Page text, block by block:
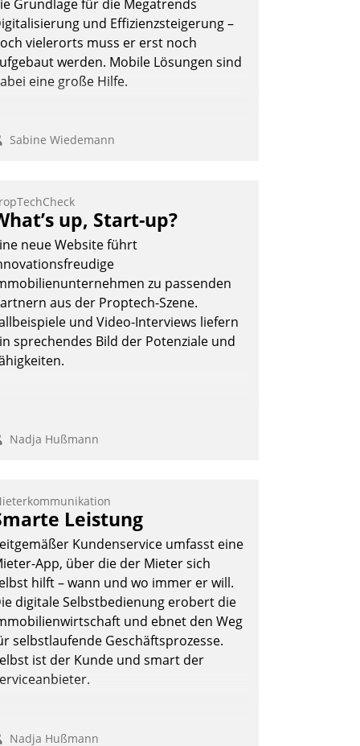
Grundlage für die Megatrends
und Effizienzsteigerung –
vielerorts muss er erst noch
werden. Mobile Lösungen sind
eine große Hilfe.
Sabine Wiedemann
up, Start-up?
neue Website führt
zu passenden
aus der Proptech-Szene.
und Video-Interviews liefern
sprechendes Bild der Potenziale und
Nadja Hußmann
Leistung
Kundenservice umfasst eine
App, über die der Mieter sich
hilft – wann und wo immer er will.
digitale Selbstbedienung erobert die
und ebnet den Weg
selbstlaufende Geschäftsprozesse.
ist der Kunde und smart der
Nadja Hußmann